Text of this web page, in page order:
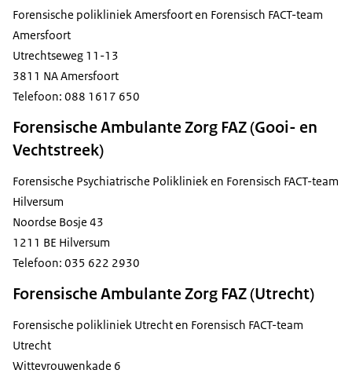
Forensische polikliniek Amersfoort en Forensisch FACT-team
Amersfoort
Utrechtseweg 11-13
3811 NA Amersfoort
Telefoon: 088 1617 650
Forensische Ambulante Zorg FAZ (Gooi- en
Vechtstreek)
Forensische Psychiatrische Polikliniek en Forensisch FACT-team
Hilversum
Noordse Bosje 43
1211 BE Hilversum
Telefoon: 035 622 2930
Forensische Ambulante Zorg FAZ (Utrecht)
Forensische polikliniek Utrecht en Forensisch FACT-team
Utrecht
Wittevrouwenkade 6